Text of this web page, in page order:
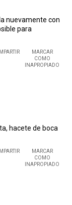
nuevamente con
para
MARCAR
COMO
INAPROPIADO
hacete de boca
MARCAR
COMO
INAPROPIADO